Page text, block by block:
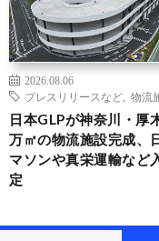
2026.08.06
プレスリリースなど
物流
日本GLPが神奈川・厚
万㎡の物流施設完成、
マソンや真栄運輸など
定